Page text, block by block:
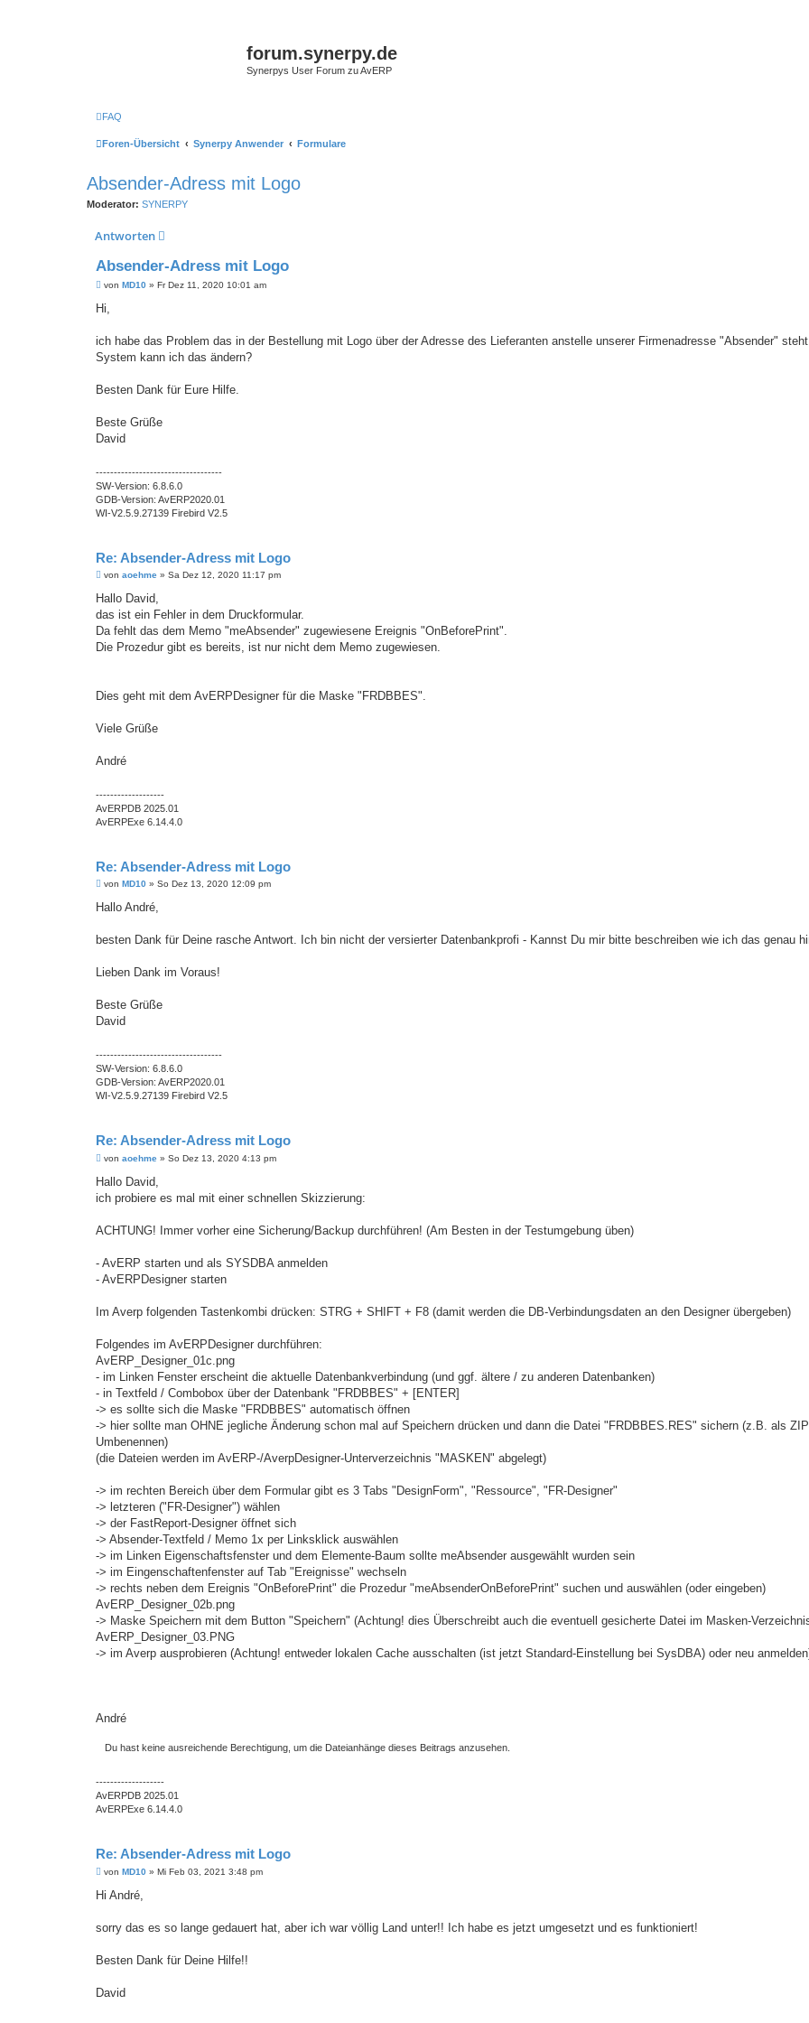
forum.synerpy.de
Synerpys User Forum zu AvERP
FAQ
Foren-Übersicht Synerpy Anwender Formulare
Absender-Adress mit Logo
Moderator: SYNERPY
Antworten
Absender-Adress mit Logo
B
i
a
von MD10 » Fr Dez 11, 2020 10:01 am
Hi,
ich habe das Problem das in der Bestellung mit Logo über der Adresse des Lieferanten anstelle unserer Firmenadresse "Absender"
System kann ich das ändern?
Besten Dank für Eure Hilfe.
Beste Grüße
David
-----------------------------------
SW-Version: 6.8.6.0
GDB-Version: AvERP2020.01
WI-V2.5.9.27139 Firebird V2.5
Re: Absender-Adress mit Logo
B
i
r
a
von aoehme » Sa Dez 12, 2020 11:17 pm
Hallo David,
das ist ein Fehler in dem Druckformular.
Da fehlt das dem Memo "meAbsender" zugewiesene Ereignis "OnBeforePrint".
Die Prozedur gibt es bereits, ist nur nicht dem Memo zugewiesen.
Dies geht mit dem AvERPDesigner für die Maske "FRDBBES".
Viele Grüße
André
-------------------
AvERPDB 2025.01
AvERPExe 6.14.4.0
Re: Absender-Adress mit Logo
B
i
a
von MD10 » So Dez 13, 2020 12:09 pm
Hallo André,
besten Dank für Deine rasche Antwort. Ich bin nicht der versierter Datenbankprofi - Kannst Du mir bitte beschreiben wie ich das genau
Lieben Dank im Voraus!
Beste Grüße
David
-----------------------------------
SW-Version: 6.8.6.0
GDB-Version: AvERP2020.01
WI-V2.5.9.27139 Firebird V2.5
Re: Absender-Adress mit Logo
B
i
r
von aoehme » So Dez 13, 2020 4:13 pm
Hallo David,
ich probiere es mal mit einer schnellen Skizzierung:
ACHTUNG! Immer vorher eine Sicherung/Backup durchführen! (Am Besten in der Testumgebung üben)
- AvERP starten und als SYSDBA anmelden
- AvERPDesigner starten
Im Averp folgenden Tastenkombi drücken: STRG + SHIFT + F8 (damit werden die DB-Verbindungsdaten an den Designer übergeben)
Folgendes im AvERPDesigner durchführen:
AvERP_Designer_01c.png
- im Linken Fenster erscheint die aktuelle Datenbankverbindung (und ggf. ältere / zu anderen Datenbanken)
- in Textfeld / Combobox über der Datenbank "FRDBBES" + [ENTER]
-> es sollte sich die Maske "FRDBBES" automatisch öffnen
-> hier sollte man OHNE jegliche Änderung schon mal auf Speichern drücken und dann die Datei "FRDBBES.RES" sichern (z.B. als
Umbenennen)
(die Dateien werden im AvERP-/AverpDesigner-Unterverzeichnis "MASKEN" abgelegt)
-> im rechten Bereich über dem Formular gibt es 3 Tabs "DesignForm", "Ressource", "FR-Designer"
-> letzteren ("FR-Designer") wählen
-> der FastReport-Designer öffnet sich
-> Absender-Textfeld / Memo 1x per Linksklick auswählen
-> im Linken Eigenschaftsfenster und dem Elemente-Baum sollte meAbsender ausgewählt wurden sein
-> im Eingenschaftenfenster auf Tab "Ereignisse" wechseln
-> rechts neben dem Ereignis "OnBeforePrint" die Prozedur "meAbsenderOnBeforePrint" suchen und auswählen (oder eingeben)
AvERP_Designer_02b.png
-> Maske Speichern mit dem Button "Speichern" (Achtung! dies Überschreibt auch die eventuell gesicherte Datei im Masken-
AvERP_Designer_03.PNG
-> im Averp ausprobieren (Achtung! entweder lokalen Cache ausschalten (ist jetzt Standard-Einstellung bei SysDBA) oder neu
André
Du hast keine ausreichende Berechtigung, um die Dateianhänge dieses Beitrags anzusehen.
-------------------
AvERPDB 2025.01
AvERPExe 6.14.4.0
Re: Absender-Adress mit Logo
B
i
a
von MD10 » Mi Feb 03, 2021 3:48 pm
Hi André,
sorry das es so lange gedauert hat, aber ich war völlig Land unter!! Ich habe es jetzt umgesetzt und es funktioniert!
Besten Dank für Deine Hilfe!!
David